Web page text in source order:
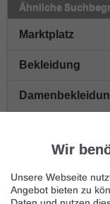
Ähnliche
Marktplatz
Bekleidung
Damenschuhe
Herrenschuhe
Wir
Unsere Webseite
Angebot bieten zu